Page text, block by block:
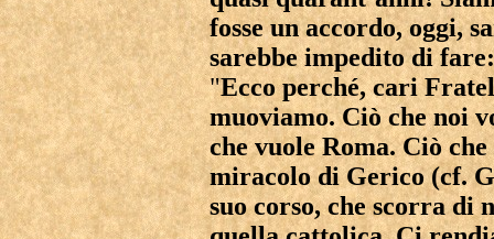
fosse un accordo, oggi,
sarebbe impedito di
"Ecco perché, cari
muoviamo. Ciò che noi
che vuole Roma. Ciò
miracolo di Gerico (cf.
suo corso, che scorra di